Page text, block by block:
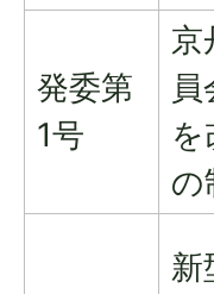
発委第
1号
京
を
の
新